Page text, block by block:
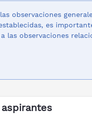
observaciones
es
las observaciones